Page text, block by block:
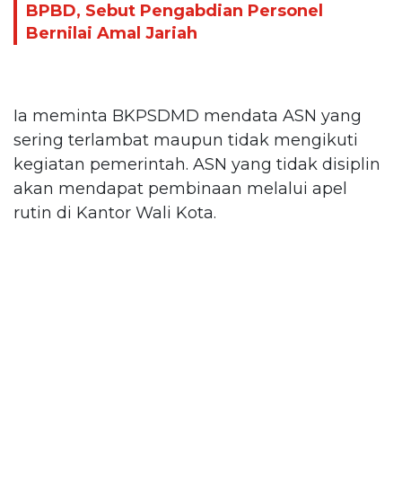
BPBD, Sebut Pengabdian Personel
Bernilai Amal Jariah
Ia meminta BKPSDMD mendata ASN yang
sering terlambat maupun tidak mengikuti
kegiatan pemerintah. ASN yang tidak disiplin
akan mendapat pembinaan melalui apel
rutin di Kantor Wali Kota.